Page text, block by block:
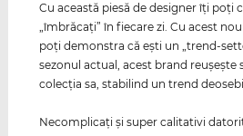
Cu această piesă de designer îţi poţi
„îmbrăcaţi” în fiecare zi. Cu acest
poţi demonstra că eşti un „trend-
sezonul actual, acest brand reuşeşte
colecţia sa, stabilind un trend
Necomplicaţi şi super calitativi